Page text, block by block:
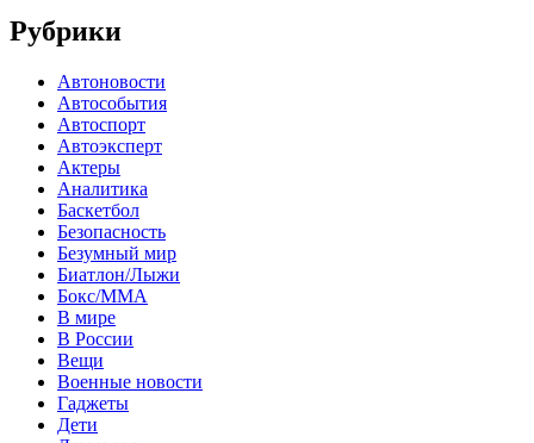
Рубрики
Автоновости
Автособытия
Автоспорт
Автоэксперт
Актеры
Аналитика
Баскетбол
Безопасность
Безумный мир
Биатлон/Лыжи
Бокс/MMA
В мире
В России
Вещи
Военные новости
Гаджеты
Дети